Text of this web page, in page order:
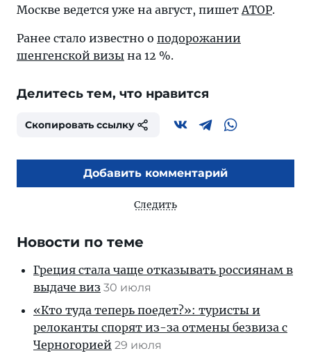
Москве ведется уже на август, пишетАТОР.
Ранее стало известно о подорожании
шенгенской визы на 12 %.
Делитесь тем, что нравится
Скопировать ссылку
Добавить комментарий
Следить
Новости по теме
Греция стала чаще отказывать россиянам в
выдаче виз 30 июля
«Кто туда теперь поедет?»: туристы и
релоканты спорят из-за отмены безвиза с
Черногорией 29 июля